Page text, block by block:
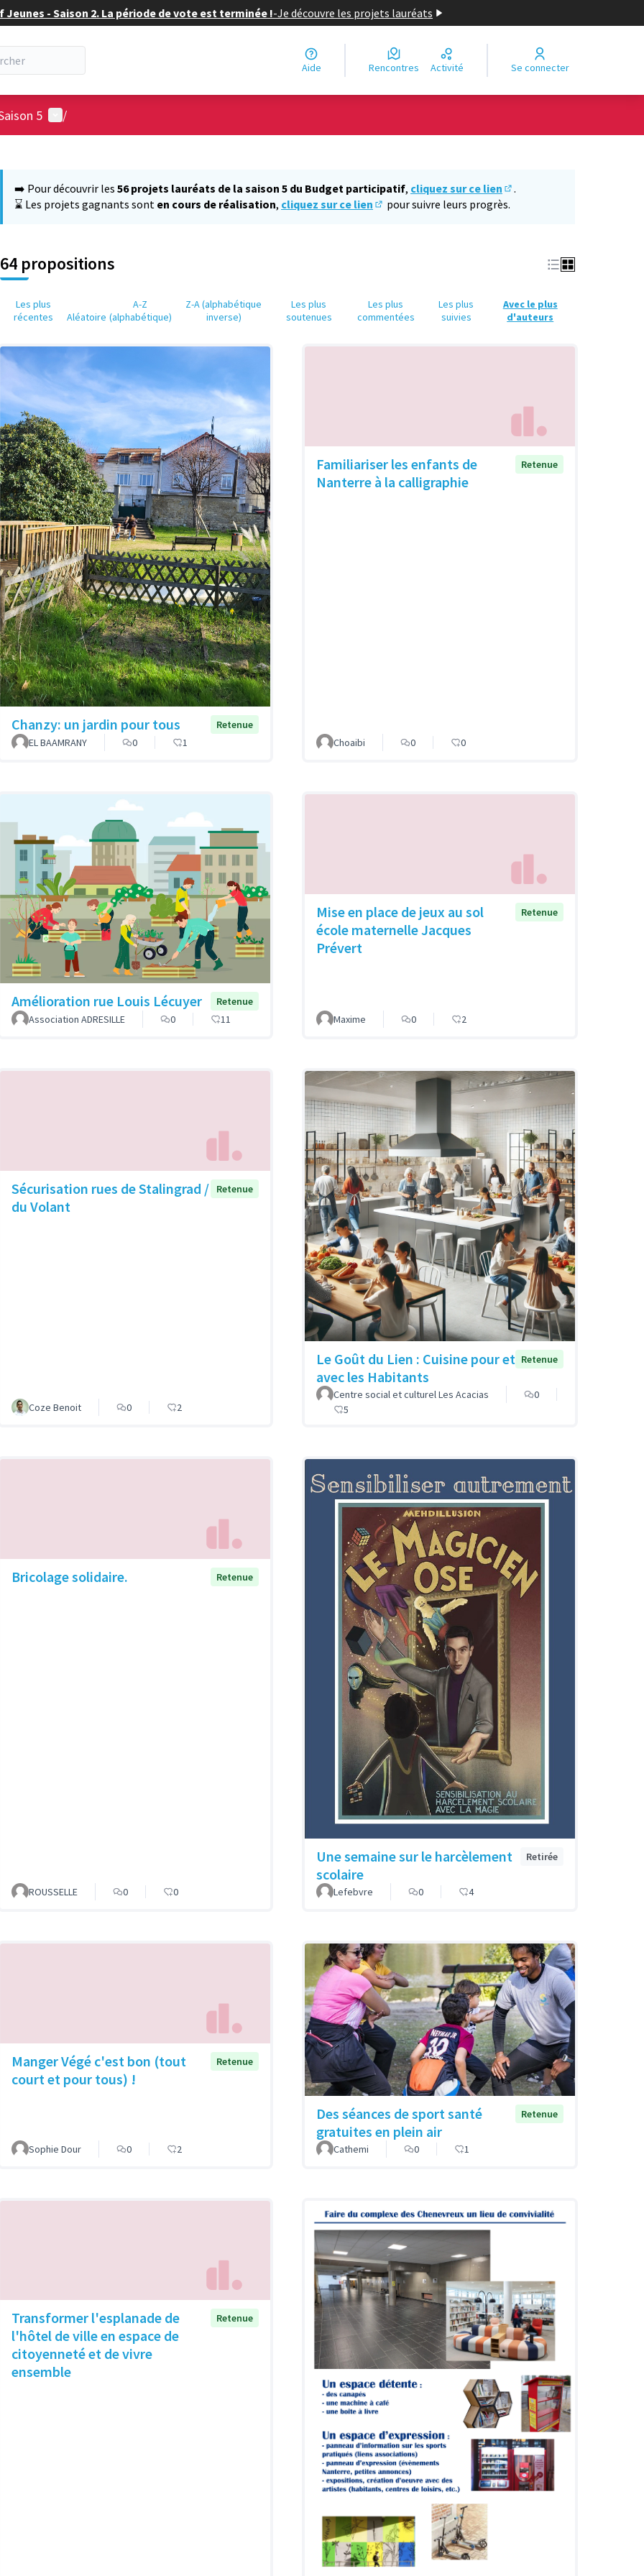
- Saison 2. La période de vote est terminée !-Je découvre les projets lauréats
Aide Rencontres Activité Se connecter
5 Menu utilisateur
/
➡️ Pour découvrir les 56 projets lauréats de la saison 5 du Budget participatif, cliquez sur ce lien
(S'ouvre dans un nouvel
.
⌛ Les projets gagnants sont en cours de réalisation, cliquez sur ce lien
pour suivre leurs progrès.
64 propositions
Les plus
récentes
Aléatoire
A-Z
(alphabétique)
Z-A (alphabétique
inverse)
Les plus
soutenues
Les plus
commentées
Les plus
suivies
Avec le plus
d'auteurs
Chanzy: un jardin pour tous
Retenue
EL BAAMRANY
0 1
Familiariser les enfants de
Nanterre à la calligraphie
Retenue
Choaibi 0 0
Amélioration rue Louis Lécuyer
Retenue
Association ADRESILLE
0 11
Mise en place de jeux au sol
école maternelle Jacques
Prévert
Retenue
Maxime 0 2
Sécurisation rues de Stalingrad /
du Volant
Retenue
Coze Benoit 0 2
Le Goût du Lien : Cuisine pour et
avec les Habitants
Retenue
Centre social et culturel Les Acacias
0
5
Bricolage solidaire. Retenue
ROUSSELLE 0 0
Une semaine sur le harcèlement
scolaire
Retirée
Lefebvre 0 4
Manger Végé c'est bon (tout
court et pour tous) !
Retenue
Sophie Dour 0 2
Des séances de sport santé
gratuites en plein air
Retenue
Cathemi 0 1
Transformer l'esplanade de
l'hôtel de ville en espace de
citoyenneté et de vivre
ensemble
Retenue